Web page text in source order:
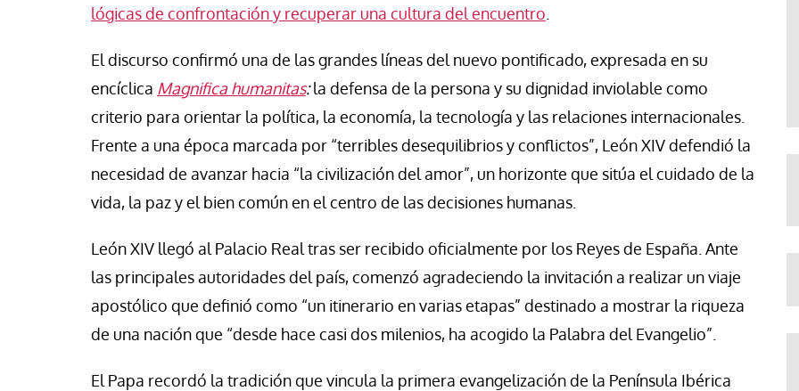
lógicas de confrontación y recuperar una cultura del encuentro
El discurso confirmó una de las grandes líneas del nuevo pontificado, expresada en su
encíclica Magnifica humanitas:la defensa de la persona y su dignidad inviolable como
criterio para orientar la política, la economía, la tecnología y las relaciones internacionales.
Frente a una época marcada por “terribles desequilibrios y conflictos”, León XIV defendió la
necesidad de avanzar hacia “la civilización del amor”, un horizonte que sitúa el cuidado de la
vida, la paz y el bien común en el centro de las decisiones humanas.
León XIV llegó al Palacio Real tras ser recibido oficialmente por los Reyes de España. Ante
las principales autoridades del país, comenzó agradeciendo la invitación a realizar un viaje
apostólico que definió como “un itinerario en varias etapas” destinado a mostrar la riqueza
de una nación que “desde hace casi dos milenios, ha acogido la Palabra del Evangelio”.
El Papa recordó la tradición que vincula la primera evangelización de la Península Ibérica